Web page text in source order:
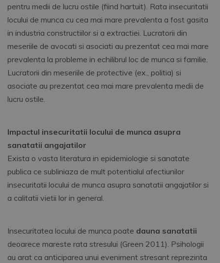
pentru medii de lucru ostile (fiind hartuit). Rata insecuritatii
locului de munca cu cea mai mare prevalenta a fost gasita
in industria constructiilor si a extractiei. Lucratorii din
meseriile de avocati si asociati au prezentat cea mai mare
prevalenta la probleme in echilibrul loc de munca si familie.
Lucratorii din meseriile de protective (ex., politia) si
asociate au prezentat cea mai mare prevalenta medii de
lucru ostile.
Impactul insecuritatii locului de munca asupra
sanatatii angajatilor
Exista o vasta literatura in epidemiologie si sanatate
publica ce subliniaza de mult potentialul afectiunilor
insecuritatii locului de munca asupra sanatatii angajatilor si
a calitatii vietii lor in general.
Insecuritatea locului de munca poate dauna sanatatii
deoarece mareste rata stresului (Green 2011). Psihologii
au arat ca anticiparea unui eveniment stresant reprezinta